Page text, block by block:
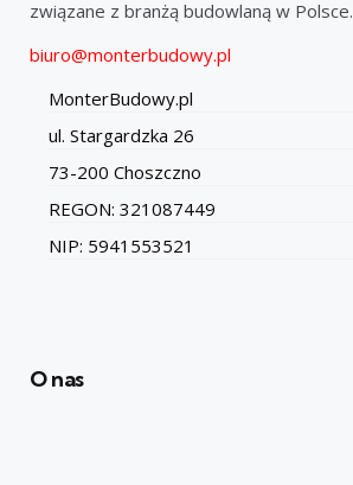
związane z branżą budowlaną w Polsce.
biuro@monterbudowy.pl
MonterBudowy.pl
ul. Stargardzka 26
73-200 Choszczno
REGON: 321087449
NIP: 5941553521
O nas